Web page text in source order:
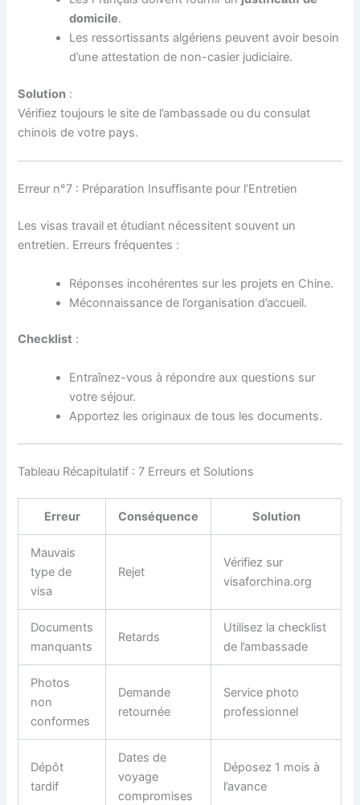
domicile.
Les ressortissants algériens peuvent avoir besoin
d’une attestation de non-casier judiciaire.
Solution :
Vérifiez toujours le site de l’ambassade ou du consulat
chinois de votre pays.
Erreur n°7 : Préparation Insuffisante pour l’Entretien
Les visas travail et étudiant nécessitent souvent un
entretien. Erreurs fréquentes :
Réponses incohérentes sur les projets en Chine.
Méconnaissance de l’organisation d’accueil.
Checklist :
Entraînez-vous à répondre aux questions sur
votre séjour.
Apportez les originaux de tous les documents.
Tableau Récapitulatif : 7 Erreurs et Solutions
Erreur Conséquence Solution
Mauvais
type de
visa
Rejet
Vérifiez sur
visaforchina.org
Documents
manquants
Retards
Utilisez la checklist
de l’ambassade
Photos
non
conformes
Demande
retournée
Service photo
professionnel
Dépôt
tardif
Dates de
voyage
compromises
Déposez 1 mois à
l’avance